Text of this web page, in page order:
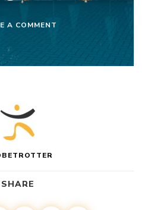
A COMMENT
ALPENWEIDEN
SHARE